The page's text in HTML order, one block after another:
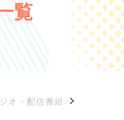
覧
オ・配信番組